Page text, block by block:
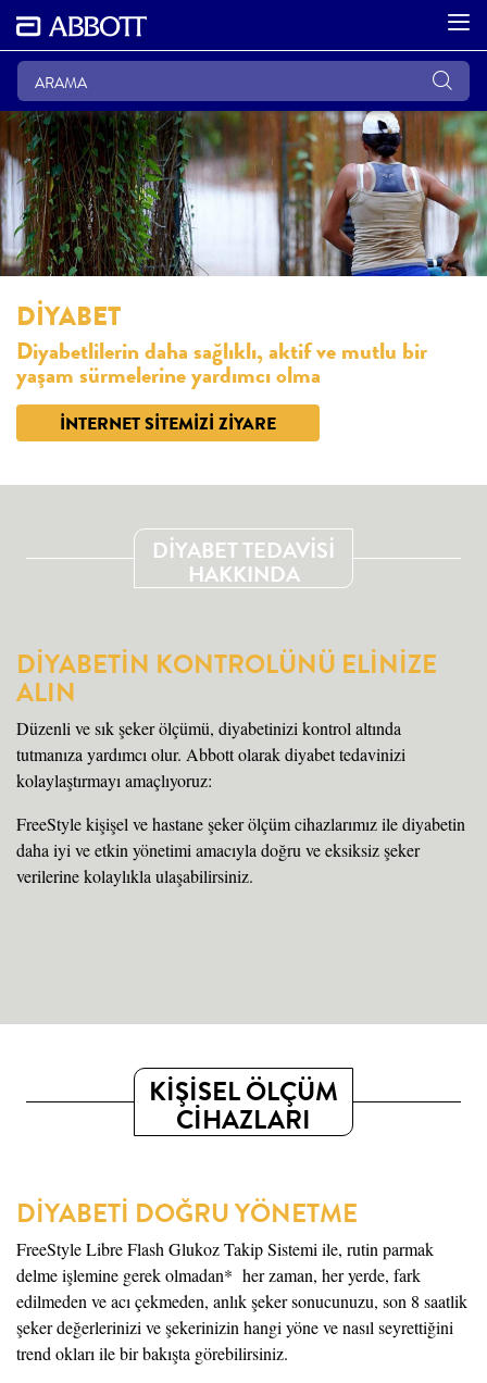
DİYABET
Diyabetlilerin daha sağlıklı, aktif ve mutlu bir
yaşam sürmelerine yardımcı olma
İNTERNET SİTEMİZİ ZİYARE
DİYABET TEDAVİSİ
HAKKINDA
DİYABETİN KONTROLÜNÜ ELİNİZE
ALIN
Düzenli ve sık şeker ölçümü, diyabetinizi kontrol altında
tutmanıza yardımcı olur. Abbott olarak diyabet tedavinizi
kolaylaştırmayı amaçlıyoruz:
FreeStyle kişişel ve hastane şeker ölçüm cihazlarımız ile diyabetin
daha iyi ve etkin yönetimi amacıyla doğru ve eksiksiz şeker
verilerine kolaylıkla ulaşabilirsiniz.
KİŞİSEL ÖLÇÜM
CİHAZLARI
DİYABETİ DOĞRU YÖNETME
FreeStyle Libre Flash Glukoz Takip Sistemi ile, rutin parmak
delme işlemine gerek olmadan* her zaman, her yerde, fark
edilmeden ve acı çekmeden, anlık şeker sonucunuzu, son 8 saatlik
şeker değerlerinizi ve şekerinizin hangi yöne ve nasıl seyrettiğini
trend okları ile bir bakışta görebilirsiniz.